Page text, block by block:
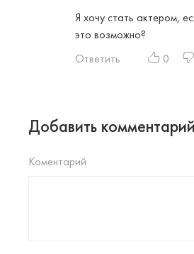
Я хочу стать актером,
это возможно?
Ответить
0
Добавить комментарий
Коментарий